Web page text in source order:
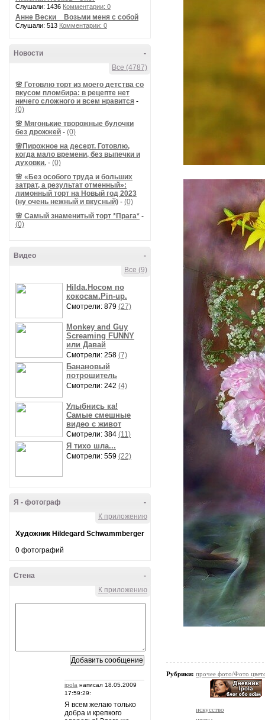
Слушали: 1436 Комментарии: 0
Анне Вески _ Возьми меня с собой
Слушали: 513 Комментарии: 0
-
Новости
Все (4787)
🌸 Готовлю торт из моего детства со
вкусом пломбира: в рецепте нет
ничего сложного и всем нравится -
(0)
🌸 Мягонькие творожные булочки
без дрожжей - (0)
🌸Пирожное на десерт. Готовлю,
когда мало времени, без выпечки и
духовки. - (0)
🌸 «Без особого труда и больших
затрат, а результат отменный»:
лимонный торт на Новый год 2023
(ну очень нежный и вкусный) - (0)
🌸 Самый знаменитый торт *Прага* -
(0)
-
Видео
Все (9)
Hilda.Носом по
кокосам.Pin-up.
Смотрели: 879 (27)
Monkey and Guy
Screaming FUNNY
или Давай
Смотрели: 258 (7)
Банановый
потрошитель
Смотрели: 242 (4)
Улыбнись ка!
Самые смешные
видео с живот
Смотрели: 384 (11)
Я тихо шла...
Смотрели: 559 (22)
-
Я - фотограф
К приложению
Художник Hildegard Schwammberger
0 фотографий
-
Стена
К приложению
ipola написал 18.05.2009
17:59:29:
Я всем желаю только
добра и крепкого
Рубрики: прочее фото/Фото
искусство